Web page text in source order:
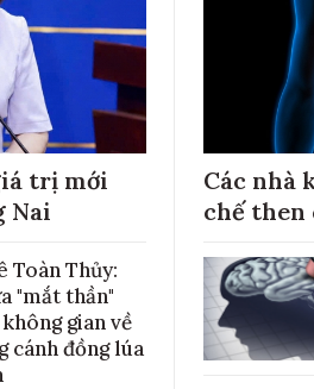
trị mới
Nai
Toàn Thủy:
"mắt thần"
gian về
cánh đồng lúa
Các nhà
chế then